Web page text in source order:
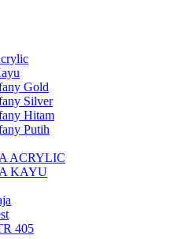
Gold
Silver
Hitam
Putih
ACRYLIC
KAYU
405